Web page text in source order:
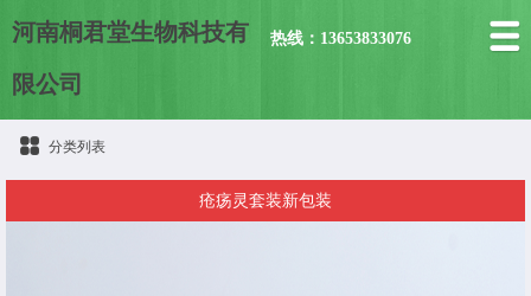
河南桐君堂生物科技有
限公司
热线：13653833076
分类列表
疮疡灵套装新包装